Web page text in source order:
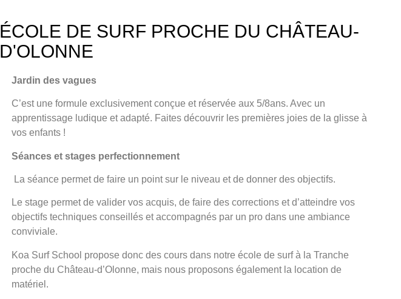
ÉCOLE DE SURF PROCHE DU CHÂTEAU-
D'OLONNE
Jardin des vagues
C’est une formule exclusivement conçue et réservée aux 5/8ans. Avec un
apprentissage ludique et adapté. Faites découvrir les premières joies de la glisse à
vos enfants !
Séances et stages perfectionnement
La séance permet de faire un point sur le niveau et de donner des objectifs.
Le stage permet de valider vos acquis, de faire des corrections et d’atteindre vos
objectifs techniques conseillés et accompagnés par un pro dans une ambiance
conviviale.
Koa Surf School propose donc des cours dans notre école de surf à la Tranche
proche du Château-d’Olonne, mais nous proposons également la location de
matériel.